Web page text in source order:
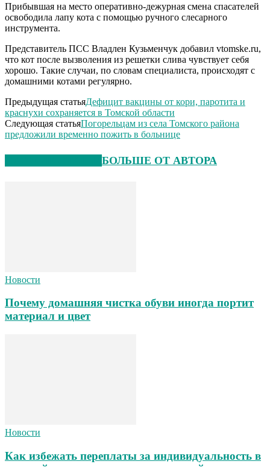
Прибывшая на место оперативно-дежурная смена спасателей
освободила лапу кота с помощью ручного слесарного
инструмента.
Представитель ПСС Владлен Кузьменчук добавил vtomske.ru,
что кот после вызволения из решетки слива чувствует себя
хорошо. Такие случаи, по словам специалиста, происходят с
домашними котами регулярно.
Предыдущая статьяДефицит вакцины от кори, паротита и
краснухи сохраняется в Томской области
Следующая статьяПогорельцам из села Томского района
предложили временно пожить в больнице
БОЛЬШЕ ОТ АВТОРА
Новости
Почему домашняя чистка обуви иногда портит
материал и цвет
Новости
Как избежать переплаты за индивидуальность в